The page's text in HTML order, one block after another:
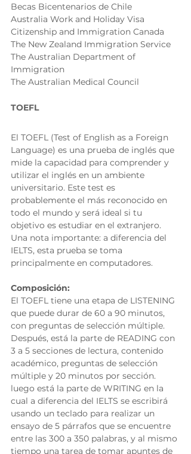
Becas Bicentenarios de Chile
Australia Work and Holiday Visa
Citizenship and Immigration Canada
The New Zealand Immigration Service
The Australian Department of
Immigration
The Australian Medical Council
TOEFL
El TOEFL (Test of English as a Foreign
Language) es una prueba de inglés que
mide la capacidad para comprender y
utilizar el inglés en un ambiente
universitario. Este test es
probablemente el más reconocido en
todo el mundo y será ideal si tu
objetivo es estudiar en el extranjero.
Una nota importante: a diferencia del
IELTS, esta prueba se toma
principalmente en computadores.
Composición:
El TOEFL tiene una etapa de LISTENING
que puede durar de 60 a 90 minutos,
con preguntas de selección múltiple.
Después, está la parte de READING con
3 a 5 secciones de lectura, contenido
académico, preguntas de selección
múltiple y 20 minutos por sección.
luego está la parte de WRITING en la
cual a diferencia del IELTS se escribirá
usando un teclado para realizar un
ensayo de 5 párrafos que se encuentre
entre las 300 a 350 palabras, y al mismo
tiempo una tarea de tomar apuntes de